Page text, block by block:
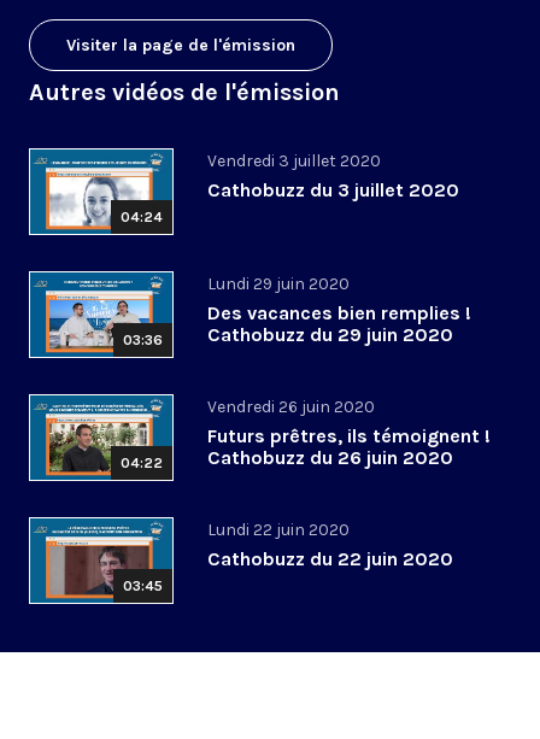
Visiter la page de l'émission
Autres vidéos de l'émission
04:24
Vendredi 3 juillet 2020
Cathobuzz du 3 juillet 2020
03:36
Lundi 29 juin 2020
Des vacances bien remplies !
Cathobuzz du 29 juin 2020
04:22
Vendredi 26 juin 2020
Futurs prêtres, ils témoignent !
Cathobuzz du 26 juin 2020
03:45
Lundi 22 juin 2020
Cathobuzz du 22 juin 2020